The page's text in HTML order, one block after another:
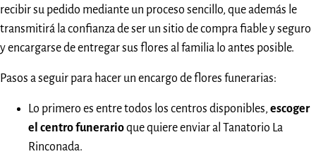
recibir su pedido mediante un proceso sencillo, que además le
transmitirá la confianza de ser un sitio de compra fiable y seguro
y encargarse de entregar sus flores al familia lo antes posible.
Pasos a seguir para hacer un encargo de flores funerarias:
Lo primero es entre todos los centros disponibles, escoger
el centro funerarioque quiere enviar al Tanatorio La
Rinconada.